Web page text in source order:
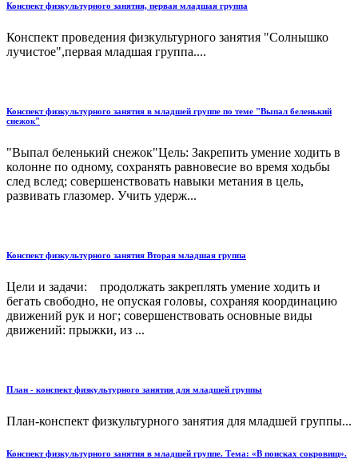
Конспект физкультурного занятия, первая младшая группа
Конспект проведения физкультурного занятия "Солнышко
лучистое",первая младшая группа....
Конспект физкультурного занятия в младшей группе по теме "Выпал беленький
снежок"
"Выпал беленький снежок"Цель: Закрепить умение ходить в
колонне по одному, сохранять равновесие во время ходьбы
след вслед; совершенствовать навыки метания в цель,
развивать глазомер. Учить удерж...
Конспект физкультурного занятия Вторая младшая группа
Цели и задачи: продолжать закреплять умение ходить и
бегать свободно, не опуская головы, сохраняя координацию
движений рук и ног; совершенствовать основные виды
движений: прыжки, из ...
План - конспект физкультурного занятия для младшей группы
План-конспект физкультурного занятия для младшей группы...
Конспект физкультурного занятия в младшей группе. Тема: «В поисках сокровищ».